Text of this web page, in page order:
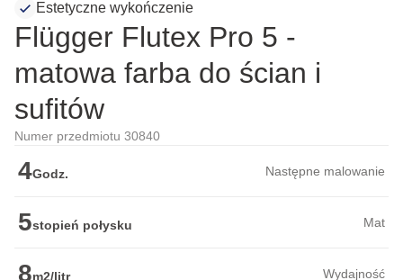
Estetyczne wykończenie
Flügger Flutex Pro 5 -
matowa farba do ścian i
sufitów
Numer przedmiotu 30840
4Godz. Następne malowanie
5stopień połysku Mat
8m2/litr Wydajność